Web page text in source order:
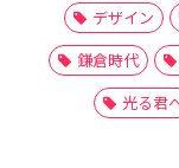
デザイン
鎌倉時代
光る君